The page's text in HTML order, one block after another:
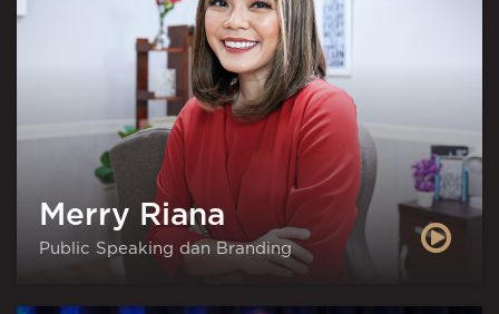
Merry Riana
Public Speaking dan Branding